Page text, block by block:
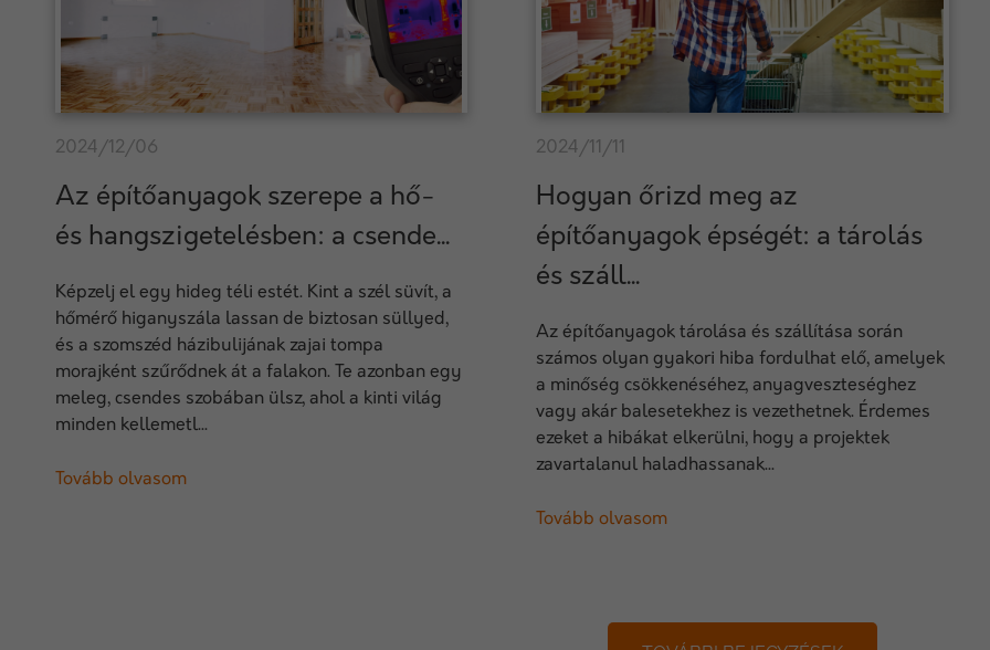
2024/12/06
Az építőanyagok szerepe a hő-
és hangszigetelésben: a csende...
Képzelj el egy hideg téli estét. Kint a szél süvít, a
hőmérő higanyszála lassan de biztosan süllyed,
és a szomszéd házibulijának zajai tompa
morajként szűrődnek át a falakon. Te azonban egy
meleg, csendes szobában ülsz, ahol a kinti világ
minden kellemetl...
Tovább olvasom
2024/11/11
Hogyan őrizd meg az
építőanyagok épségét: a tárolás
és száll...
Az építőanyagok tárolása és szállítása során
számos olyan gyakori hiba fordulhat elő, amelyek
a minőség csökkenéséhez, anyagveszteséghez
vagy akár balesetekhez is vezethetnek. Érdemes
ezeket a hibákat elkerülni, hogy a projektek
zavartalanul haladhassanak...
Tovább olvasom